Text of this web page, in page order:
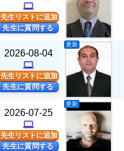
computer
先生リストに追加
先生に質問する
2026-08-04
computer
先生リストに追加
先生に質問する
更新
2026-07-25
computer
先生リストに追加
先生に質問する
更新